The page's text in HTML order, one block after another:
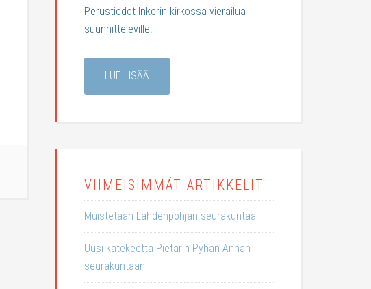
Perustiedot Inkerin kirkossa vierailua
suunnitteleville.
LUE LISÄÄ
VIIMEISIMMÄT ARTIKKELIT
Muistetaan Lahdenpohjan seurakuntaa
Uusi katekeetta Pietarin Pyhän Annan
seurakuntaan